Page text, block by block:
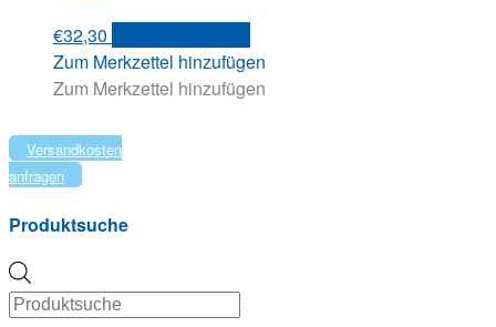
€32,30
Zum Merkzettel hinzufügen
Zum Merkzettel hinzufügen
Versandkosten
anfragen
Produktsuche
search